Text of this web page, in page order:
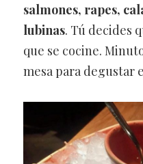
salmones, rapes,
lubinas. Tú decides
que se cocine.
mesa para degustar